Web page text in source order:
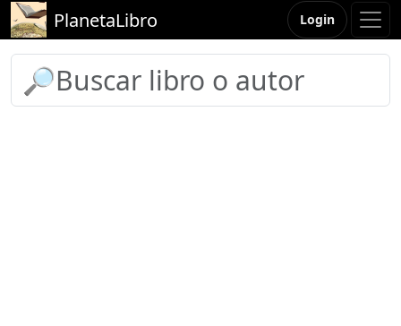
PlanetaLibro Login